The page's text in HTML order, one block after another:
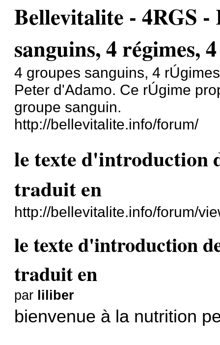
Bellevitalite - 4RGS -
sanguins, 4 régimes,
4 groupes sanguins, 4
Peter d'Adamo. Ce rÚgime
groupe sanguin.
http://bellevitalite.info/forum/
le texte d'introduction
traduit en
http://bellevitalite.info/forum/
le texte d'introduction
traduit en
par liliber
bienvenue à la nutrition